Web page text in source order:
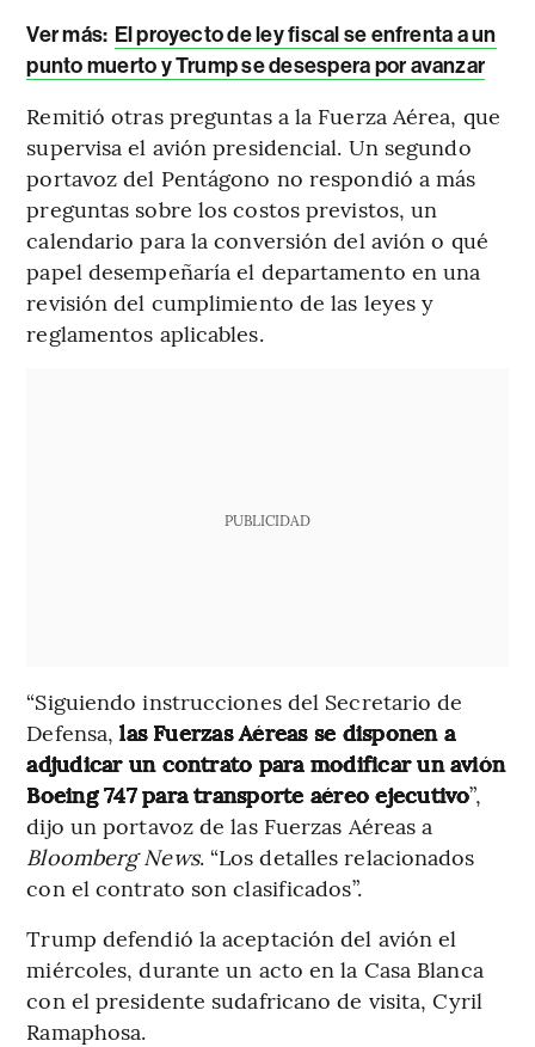
Ver más: El proyecto de ley fiscal se enfrenta a un
punto muerto y Trump se desespera por avanzar
Remitió otras preguntas a la Fuerza Aérea, que
supervisa el avión presidencial. Un segundo
portavoz del Pentágono no respondió a más
preguntas sobre los costos previstos, un
calendario para la conversión del avión o qué
papel desempeñaría el departamento en una
revisión del cumplimiento de las leyes y
reglamentos aplicables.
PUBLICIDAD
“Siguiendo instrucciones del Secretario de
Defensa,las Fuerzas Aéreas se disponen a
adjudicar un contrato para modificar un avión
Boeing 747 para transporte aéreo ejecutivo”,
dijo un portavoz de las Fuerzas Aéreas a
Bloomberg News. “Los detalles relacionados
con el contrato son clasificados”.
Trump defendió la aceptación del avión el
miércoles, durante un acto en la Casa Blanca
con el presidente sudafricano de visita, Cyril
Ramaphosa.